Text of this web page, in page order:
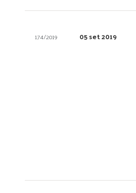
174/2019 05 set 2019